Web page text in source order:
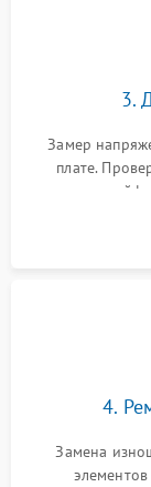
3.
Замер
плате.
плоских
4.
Замена